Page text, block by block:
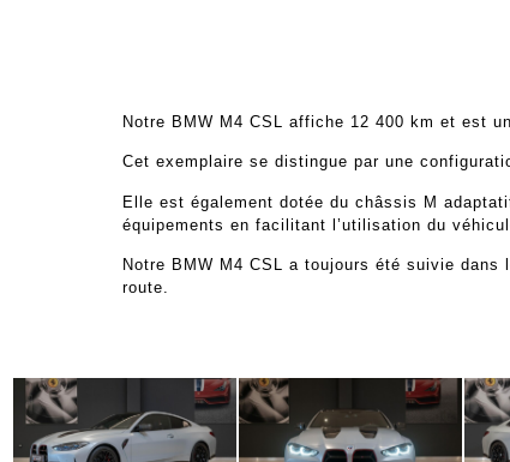
Notre BMW M4 CSL affiche 12 400 km et est
Cet exemplaire se distingue par une
Elle est également dotée du châssis M
équipements en facilitant l’utilisation du
Notre BMW M4 CSL a toujours été suivie
route.